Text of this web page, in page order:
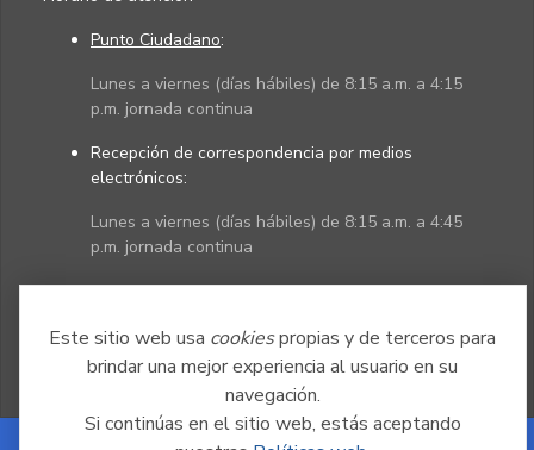
Este sitio web usa cookiespropias y de terceros para
brindar una mejor experiencia al usuario en su
navegación.
Si continúas en el sitio web, estás aceptando
Punto Ciudadano:
Lunes a viernes (días hábiles) de 8:15 a.m. a 4:15
p.m. jornada continua
Recepción de correspondencia por medios
electrónicos:
Lunes a viernes (días hábiles) de 8:15 a.m. a 4:45
p.m. jornada continua